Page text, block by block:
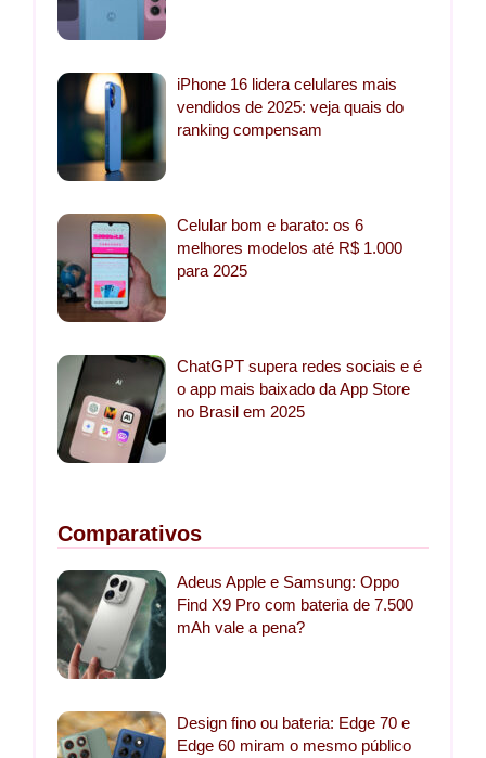
iPhone 16 lidera celulares mais
vendidos de 2025: veja quais do
ranking compensam
Celular bom e barato: os 6
melhores modelos até R$ 1.000
para 2025
ChatGPT supera redes sociais e é
o app mais baixado da App Store
no Brasil em 2025
Comparativos
Adeus Apple e Samsung: Oppo
Find X9 Pro com bateria de 7.500
mAh vale a pena?
Design fino ou bateria: Edge 70 e
Edge 60 miram o mesmo público